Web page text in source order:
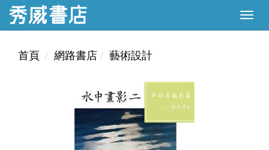
首頁 網路書店 藝術設計